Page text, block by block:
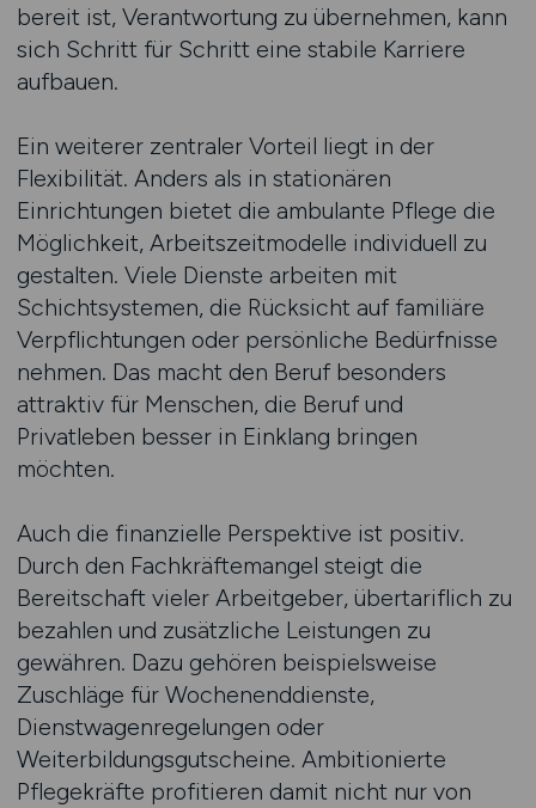
bereit ist, Verantwortung zu übernehmen, kann
sich Schritt für Schritt eine stabile Karriere
aufbauen.
Ein weiterer zentraler Vorteil liegt in der
Flexibilität. Anders als in stationären
Einrichtungen bietet die ambulante Pflege die
Möglichkeit, Arbeitszeitmodelle individuell zu
gestalten. Viele Dienste arbeiten mit
Schichtsystemen, die Rücksicht auf familiäre
Verpflichtungen oder persönliche Bedürfnisse
nehmen. Das macht den Beruf besonders
attraktiv für Menschen, die Beruf und
Privatleben besser in Einklang bringen
möchten.
Auch die finanzielle Perspektive ist positiv.
Durch den Fachkräftemangel steigt die
Bereitschaft vieler Arbeitgeber, übertariflich zu
bezahlen und zusätzliche Leistungen zu
gewähren. Dazu gehören beispielsweise
Zuschläge für Wochenenddienste,
Dienstwagenregelungen oder
Weiterbildungsgutscheine. Ambitionierte
Pflegekräfte profitieren damit nicht nur von